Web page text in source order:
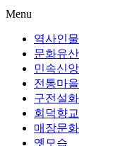
Menu
역사인물
문화유산
민속신앙
전통마을
구전설화
회덕향교
매장문화
옛모습